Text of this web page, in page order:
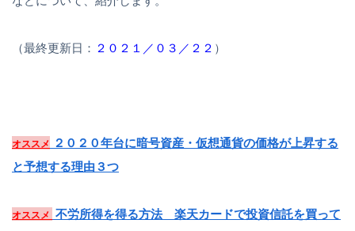
（最終更新日： ２０２１／０３／２２ ）
オススメ
２０２０年台に暗号資産・仮想通貨の価格が上昇する
と予想する理由３つ
オススメ
不労所得を得る方法 楽天カードで投資信託を買って